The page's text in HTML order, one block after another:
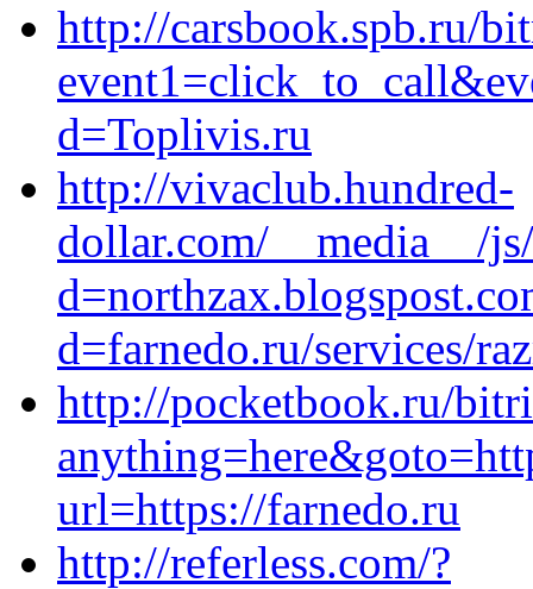
http://carsbook.spb.ru/
d=Toplivis.ru
http://vivaclub.hundred-
dollar.com/__media__/
d=farnedo.ru/services/
http://pocketbook.ru/
url=https://farnedo.ru
http://referless.com/?